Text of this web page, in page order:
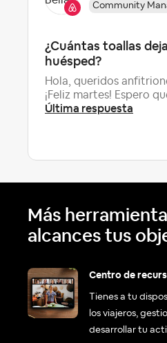
Community
¿Cuántas toallas
huésped?
Hola, queridos
¡Feliz martes! Espero
Última respuesta
Más
alcances tus
Centro de
Tienes a tu
los viajeros,
desarrollar tu